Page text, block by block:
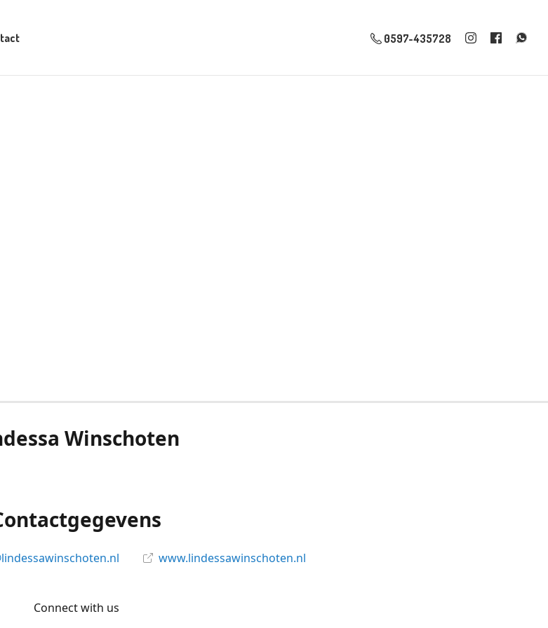
0597-435728
Winschoten
www.lindessawinschoten.nl
Connect with us